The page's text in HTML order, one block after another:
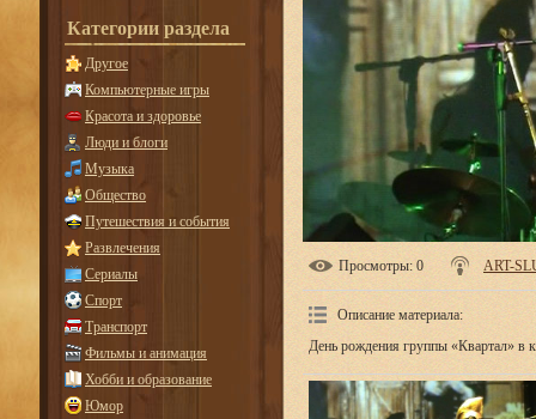
Категории раздела
Другое
Компьютерные игры
Красота и здоровье
Люди и блоги
Музыка
Общество
Путешествия и события
Развлечения
Сериалы
Спорт
Транспорт
Фильмы и анимация
Хобби и образование
Юмор
Просмотры: 0 ART-
Описание материала:
День рождения группы «Квартал» в